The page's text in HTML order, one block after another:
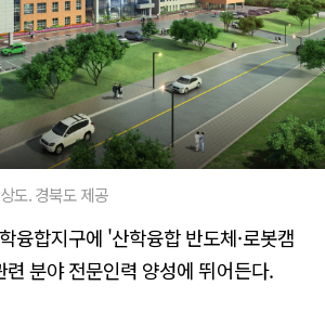
도. 경북도 제공
융합지구에 '산학융합 반도체·로봇캠
분야 전문인력 양성에 뛰어든다.